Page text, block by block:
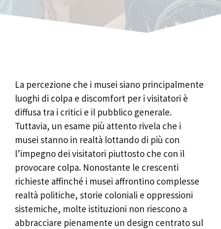
La percezione che i musei siano principalmente
luoghi di colpa e discomfort per i visitatori è
diffusa tra i critici e il pubblico generale.
Tuttavia, un esame più attento rivela che i
musei stanno in realtà lottando di più con
l’impegno dei visitatori piuttosto che con il
provocare colpa. Nonostante le crescenti
richieste affinché i musei affrontino complesse
realtà politiche, storie coloniali e oppressioni
sistemiche, molte istituzioni non riescono a
abbracciare pienamente un design centrato sul